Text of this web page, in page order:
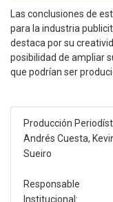
Las conclusiones de
para la industria
destaca por su
posibilidad de ampliar
que podrían ser
Producción
Andrés Cuesta,
Sueiro
Responsable
Institucional: